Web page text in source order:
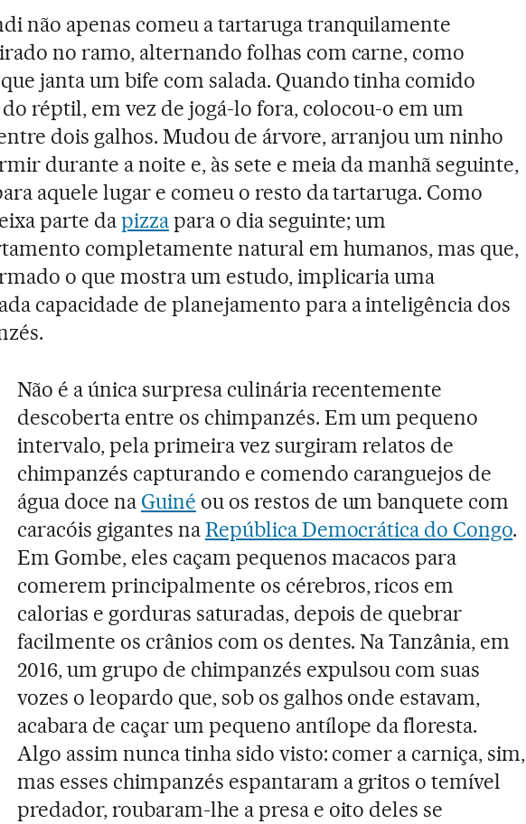
não apenas comeu a tartaruga tranquilamente
no ramo, alternando folhas com carne, como
janta um bife com salada. Quando tinha comido
réptil, em vez de jogá-lo fora, colocou-o em um
dois galhos. Mudou de árvore, arranjou um ninho
durante a noite e, às sete e meia da manhã seguinte,
aquele lugar e comeu o resto da tartaruga. Como
parte dapizzapara o dia seguinte; um
completamente natural em humanos, mas que,
o que mostra um estudo, implicaria uma
capacidade de planejamento para a inteligência dos
Não é a única surpresa culinária recentemente
descoberta entre os chimpanzés. Em um pequeno
intervalo, pela primeira vez surgiram relatos de
chimpanzés capturando e comendo caranguejos de
água doce na Guiné ou os restos de um banquete com
caracóis gigantes naRepública Democrática do Congo.
Em Gombe, eles caçam pequenos macacos para
comerem principalmente os cérebros, ricos em
calorias e gorduras saturadas, depois de quebrar
facilmente os crânios com os dentes. Na Tanzânia, em
2016, um grupo de chimpanzés expulsou com suas
vozes o leopardo que, sob os galhos onde estavam,
acabara de caçar um pequeno antílope da floresta.
Algo assim nunca tinha sido visto: comer a carniça, sim,
mas esses chimpanzés espantaram a gritos o temível
predador, roubaram-lhe a presa e oito deles se